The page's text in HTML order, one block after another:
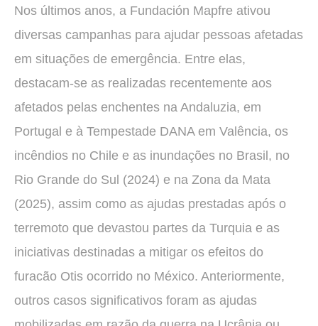
Nos últimos anos, a Fundación Mapfre ativou
diversas campanhas para ajudar pessoas afetadas
em situações de emergência. Entre elas,
destacam-se as realizadas recentemente aos
afetados pelas enchentes na Andaluzia, em
Portugal e à Tempestade DANA em Valência, os
incêndios no Chile e as inundações no Brasil, no
Rio Grande do Sul (2024) e na Zona da Mata
(2025), assim como as ajudas prestadas após o
terremoto que devastou partes da Turquia e as
iniciativas destinadas a mitigar os efeitos do
furacão Otis ocorrido no México. Anteriormente,
outros casos significativos foram as ajudas